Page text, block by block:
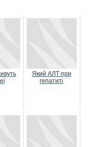
Який АЛТ при
гепатиті